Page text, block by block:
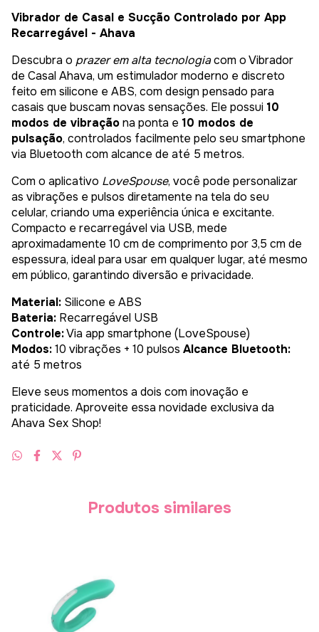
Vibrador de Casal e Sucção Controlado por App
Recarregável - Ahava
Descubra o prazer em alta tecnologiacom o Vibrador
de Casal Ahava, um estimulador moderno e discreto
feito em silicone e ABS, com design pensado para
casais que buscam novas sensações. Ele possui 10
modos de vibraçãona ponta e 10 modos de
pulsação, controlados facilmente pelo seu smartphone
via Bluetooth com alcance de até 5 metros.
Com o aplicativo LoveSpouse, você pode personalizar
as vibrações e pulsos diretamente na tela do seu
celular, criando uma experiência única e excitante.
Compacto e recarregável via USB, mede
aproximadamente 10 cm de comprimento por 3,5 cm de
espessura, ideal para usar em qualquer lugar, até mesmo
em público, garantindo diversão e privacidade.
Material: Silicone e ABS
Bateria: Recarregável USB
Controle:Via app smartphone (LoveSpouse)
Modos:10 vibrações + 10 pulsos Alcance Bluetooth:
até 5 metros
Eleve seus momentos a dois com inovação e
praticidade. Aproveite essa novidade exclusiva da
Ahava Sex Shop!
Produtos similares